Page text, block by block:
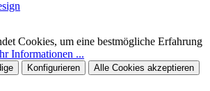
Cookies, um eine bestmögliche Erfahrung
Informationen ...
Konfigurieren Alle Cookies akzeptieren